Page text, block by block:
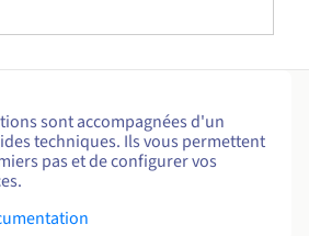
sont accompagnées d'un
techniques. Ils vous permettent
pas et de configurer vos